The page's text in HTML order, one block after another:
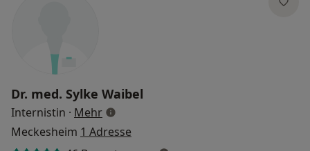
Dr. med. Sylke Waibel
Internistin · Mehrüber Spezialisierungen
Meckesheim 1 Adresse